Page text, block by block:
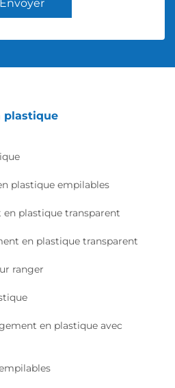
Envoyer
plastique
plastique empilables
plastique transparent
en plastique transparent
ranger
en plastique avec